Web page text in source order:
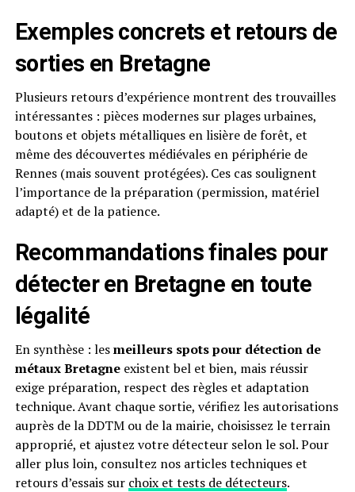
Exemples concrets et retours de
sorties en Bretagne
Plusieurs retours d’expérience montrent des trouvailles
intéressantes : pièces modernes sur plages urbaines,
boutons et objets métalliques en lisière de forêt, et
même des découvertes médiévales en périphérie de
Rennes (mais souvent protégées). Ces cas soulignent
l’importance de la préparation (permission, matériel
adapté) et de la patience.
Recommandations finales pour
détecter en Bretagne en toute
légalité
En synthèse : lesmeilleurs spots pour détection de
métaux Bretagneexistent bel et bien, mais réussir
exige préparation, respect des règles et adaptation
technique. Avant chaque sortie, vérifiez les autorisations
auprès de la DDTM ou de la mairie, choisissez le terrain
approprié, et ajustez votre détecteur selon le sol. Pour
aller plus loin, consultez nos articles techniques et
retours d’essais sur choix et tests de détecteurs.